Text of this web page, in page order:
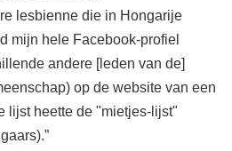
lesbienne die in Hongarije
mijn hele Facebook-profiel
andere [leden van de]
op de website van een
lijst heette de "mietjes-lijst"